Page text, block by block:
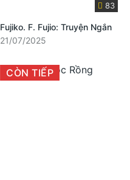
83
Fujiko. F. Fujio: Truyện Ngắn
21/07/2025
CÒN TIẾP